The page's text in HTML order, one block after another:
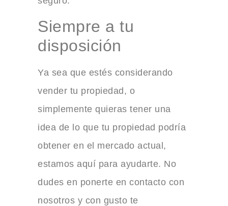
Siempre a tu
disposición
Ya sea que estés considerando
vender tu propiedad, o
simplemente quieras tener una
idea de lo que tu propiedad podría
obtener en el mercado actual,
estamos aquí para ayudarte. No
dudes en ponerte en contacto con
nosotros y con gusto te